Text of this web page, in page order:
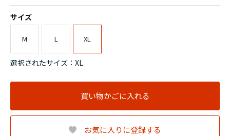
サイズ
M L XL
選択されたサイズ：XL
買い物かごに入れる
お気に入りに登録する